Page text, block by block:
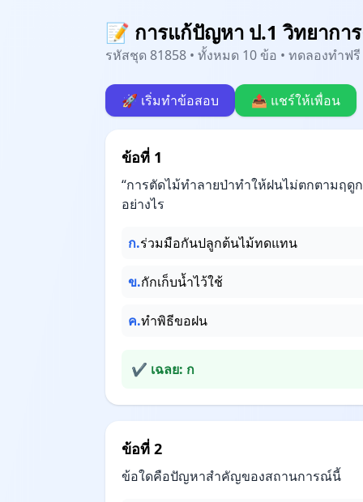
📝 การแก้ปัญหา ป.1 วิทยากา
รหัสชุด 81858 • ทั้งหมด 10 ข้อ • ทดลองทำฟ
🚀 เริ่มทำข้อสอบ 📤 แชร์ให้เพื่อน
ข้อที่ 1
“การตัดไม้ทำลายป่าทำให้ฝนไม่ตกตามฤ
อย่างไร
ก.ร่วมมือกันปลูกต้นไม้ทดแทน
ข.กักเก็บน้ำไว้ใช้
ค.ทำพิธีขอฝน
✔ เฉลย: ก
ข้อที่ 2
ข้อใดคือปัญหาสำคัญของสถานการณ์นี้